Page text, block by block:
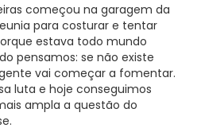
começou na garagem da
para costurar e tentar
estava todo mundo
pensamos: se não existe
vai começar a fomentar.
luta e hoje conseguimos
ampla a questão do